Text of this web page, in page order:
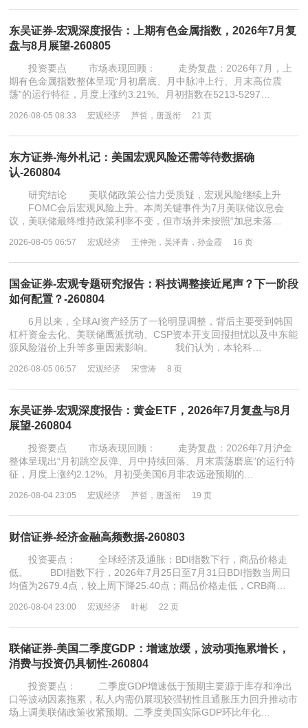
东吴证券-宏观深度报告：上期有色金属指数，2026年7月复
盘与8月展望-260805
投资要点 市场表现回顾： 走势复盘：2026年7月，上
期有色金属指数整体呈现“月初磨底、月中脉冲上行、月末高位震
荡”的运行特征，月度上涨约3.21%。月初指数在5213-5297…
2026-08-05 08:33 宏观经济 芦哲，唐遥衔 21 页
东方证券-海外札记：美国宏观风险还需等待数据确
认-260804
研究结论 美联储政策公信力受质疑，宏观风险继续上升
FOMC会后宏观风险上升。本周关键事件为7月美联储议息会
议，美联储最终维持政策利率不变，但市场并未按照“加息未落…
2026-08-05 06:57 宏观经济 王仲尧，吴泽青，孙金霞 16 页
国金证券-宏观专题研究报告：科技调整接近尾声？下一阶段
如何配置？-260804
6月以来，全球AI资产经历了一轮明显调整，背后主要受到韩国
杠杆资金去化、美联储鹰派扰动、CSP资本开支回报担忧以及中东能
源风险溢价上升等多重因素影响。 我们认为，本轮科…
2026-08-05 06:57 宏观经济 宋雪涛 8 页
东吴证券-宏观深度报告：黄金ETF，2026年7月复盘与8月
展望-260804
投资要点 市场表现回顾： 走势复盘：2026年7月沪金
整体呈现出“月初跳空反弹、月中持续回落、月末震荡磨底”的运行特
征，月度上涨约2.12%。月初受美国6月非农远逊预期的…
2026-08-04 23:05 宏观经济 芦哲，唐遥衔 19 页
财信证券-经济金融高频数据-260803
投资要点： 全球经济及通胀：BDI指数下行，商品价格走
低。 BDI指数下行，2026年7月25日至7月31日BDI指数当周日
均值为2679.4点，较上周下降25.40点；商品价格走低，CRB商…
2026-08-04 23:00 宏观经济 叶彬 22 页
联储证券-美国二季度GDP：增速放缓，波动项拖累增长，
消费与投资仍具韧性-260804
投资要点： 二季度GDP增速低于预期主要源于库存和净出
口等波动因素拖累，私人内需仍展现较强韧性且通胀压力回升推动市
场上调美联储政策收紧预期。二季度美国实际GDP环比年化…